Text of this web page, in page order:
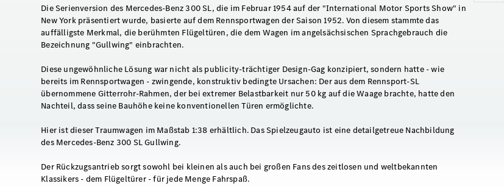
Die Serienversion des Mercedes-Benz 300 SL, die im Februar 1954 auf der "International Motor Sports Show" in
New York präsentiert wurde, basierte auf dem Rennsportwagen der Saison 1952. Von diesem stammte das
auffälligste Merkmal, die berühmten Flügeltüren, die dem Wagen im angelsächsischen Sprachgebrauch die
Bezeichnung "Gullwing" einbrachten.
Diese ungewöhnliche Lösung war nicht als publicity-trächtiger Design-Gag konzipiert, sondern hatte - wie
bereits im Rennsportwagen - zwingende, konstruktiv bedingte Ursachen: Der aus dem Rennsport-SL
übernommene Gitterrohr-Rahmen, der bei extremer Belastbarkeit nur 50 kg auf die Waage brachte, hatte den
Nachteil, dass seine Bauhöhe keine konventionellen Türen ermöglichte.
Hier ist dieser Traumwagen im Maßstab 1:38 erhältlich. Das Spielzeugauto ist eine detailgetreue Nachbildung
des Mercedes-Benz 300 SL Gullwing.
Der Rückzugsantrieb sorgt sowohl bei kleinen als auch bei großen Fans des zeitlosen und weltbekannten
Klassikers - dem Flügeltürer - für jede Menge Fahrspaß.